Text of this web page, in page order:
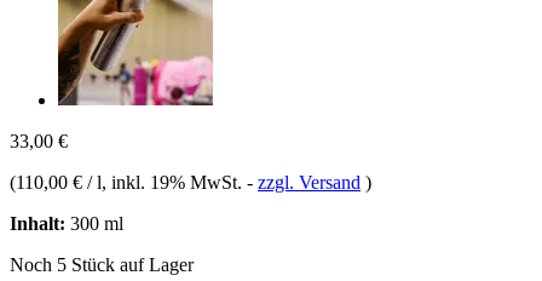
33,00 €
(110,00 € / l, inkl. 19% MwSt. - zzgl. Versand )
Inhalt: 300 ml
Noch 5 Stück auf Lager